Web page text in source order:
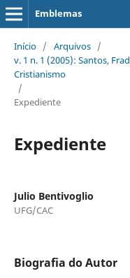
Emblemas
Início / Arquivos /
v. 1 n. 1 (2005): Santos,
Cristianismo
/
Expediente
Expediente
Julio Bentivoglio
UFG/CAC
Biografia do Autor